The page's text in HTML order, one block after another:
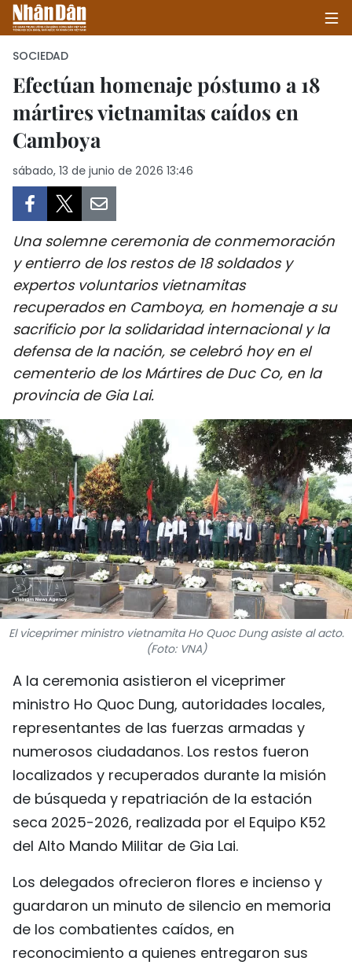
INICIO
SALUD - MEDIO AMBIENTE
CULTURA - ENTRETENIMIENTO
INTERNACIONAL
DEPORTES
PUENTE DE AMISTAD
HISTORIAS MULTIMEDIA
FOTOGRAFÍA
¿QUIÉNES SOMOS?
TIẾNG VIỆT
ENGLISH
中文
FRANÇAIS
РУССКИЙ
SOCIEDAD
Efectúan homenaje póstumo a 18
mártires vietnamitas caídos en
Camboya
sábado, 13 de junio de 2026 13:46
Una solemne ceremonia de conmemoración
y entierro de los restos de 18 soldados y
expertos voluntarios vietnamitas
recuperados en Camboya, en homenaje a su
sacrificio por la solidaridad internacional y la
defensa de la nación, se celebró hoy en el
cementerio de los Mártires de Duc Co, en la
provincia de Gia Lai.
El viceprimer ministro vietnamita Ho Quoc Dung asiste al acto.
(Foto: VNA)
A la ceremonia asistieron el viceprimer
ministro Ho Quoc Dung, autoridades locales,
representantes de las fuerzas armadas y
numerosos ciudadanos. Los restos fueron
localizados y recuperados durante la misión
de búsqueda y repatriación de la estación
seca 2025-2026, realizada por el Equipo K52
del Alto Mando Militar de Gia Lai.
Los delegados ofrecieron flores e incienso y
guardaron un minuto de silencio en memoria
de los combatientes caídos, en
reconocimiento a quienes entregaron sus